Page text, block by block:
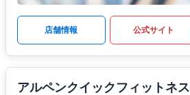
店舗情報 公式サイト
アルペンクイックフィットネ